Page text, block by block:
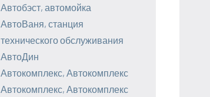
Автобэст, автомойка
АвтоВаня, станция
технического обслуживания
АвтоДин
Автокомплекс, Автокомплекс
Автокомплекс, Автокомплекс